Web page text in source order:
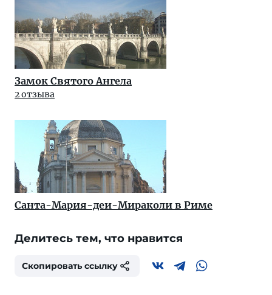
Замок Святого Ангела
2 отзыва
Санта-Мария-деи-Мираколи в Риме
Делитесь тем, что нравится
Скопировать ссылку